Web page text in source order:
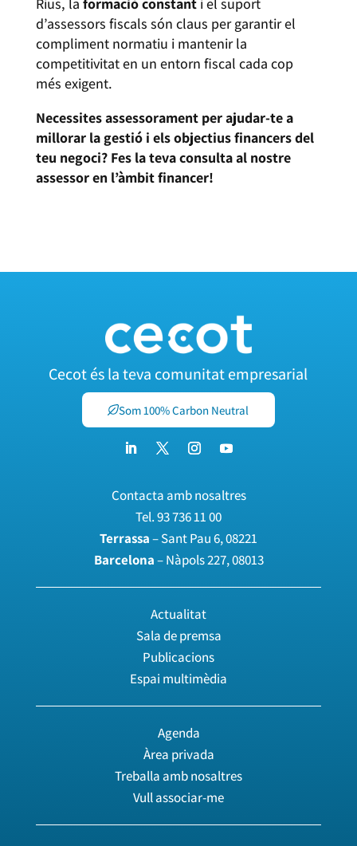
d’assessors fiscals són claus per garantir el
compliment normatiu i mantenir la
competitivitat en un entorn fiscal cada cop
més exigent.
Necessites assessorament per ajudar-te a
millorar la gestió i els objectius financers del
teu negoci? Fes la teva consulta al nostre
assessor en l’àmbit financer!
Cecot és la teva comunitat empresarial
Som 100% Carbon Neutral
Contacta amb nosaltres
Tel.93 736 11 00
Terrassa– Sant Pau 6, 08221
Barcelona– Nàpols 227, 08013
Actualitat
Sala de premsa
Publicacions
Espai multimèdia
Agenda
Àrea privada
Treballa amb nosaltres
Vull associar-me